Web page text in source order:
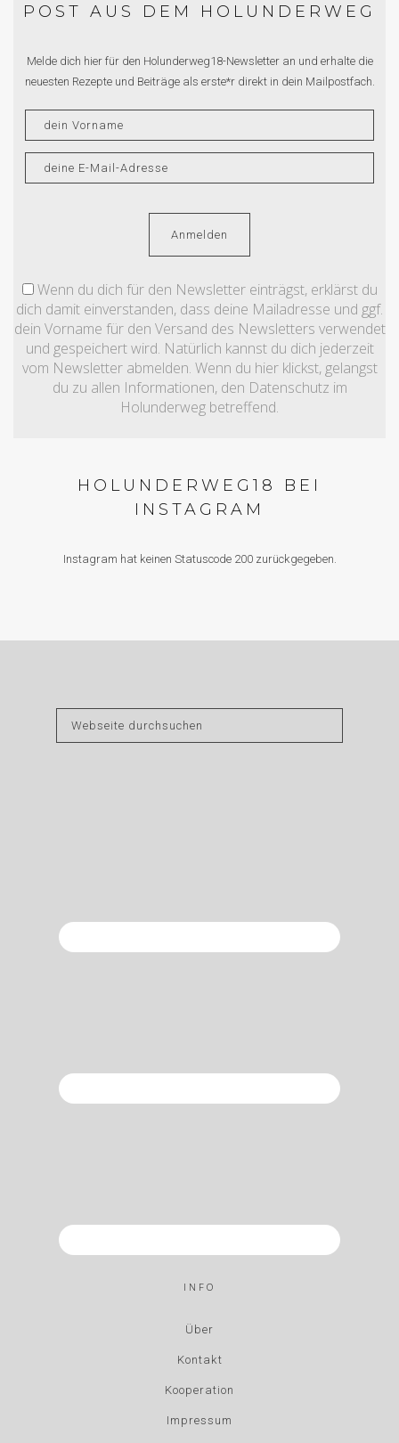
POST AUS DEM HOLUNDERWEG
Melde dich hier für den Holunderweg18-Newsletter an und erhalte die
neuesten Rezepte und Beiträge als erste*r direkt in dein Mailpostfach.
Wenn du dich für den Newsletter einträgst, erklärst du
dich damit einverstanden, dass deine Mailadresse und ggf.
dein Vorname für den Versand des Newsletters verwendet
und gespeichert wird. Natürlich kannst du dich jederzeit
vom Newsletter abmelden. Wenn du hier klickst, gelangst
du zu allen Informationen, den Datenschutz im
Holunderweg betreffend.
HOLUNDERWEG18 BEI
INSTAGRAM
Instagram hat keinen Statuscode 200 zurückgegeben.
INFO
Über
Kontakt
Kooperation
Impressum